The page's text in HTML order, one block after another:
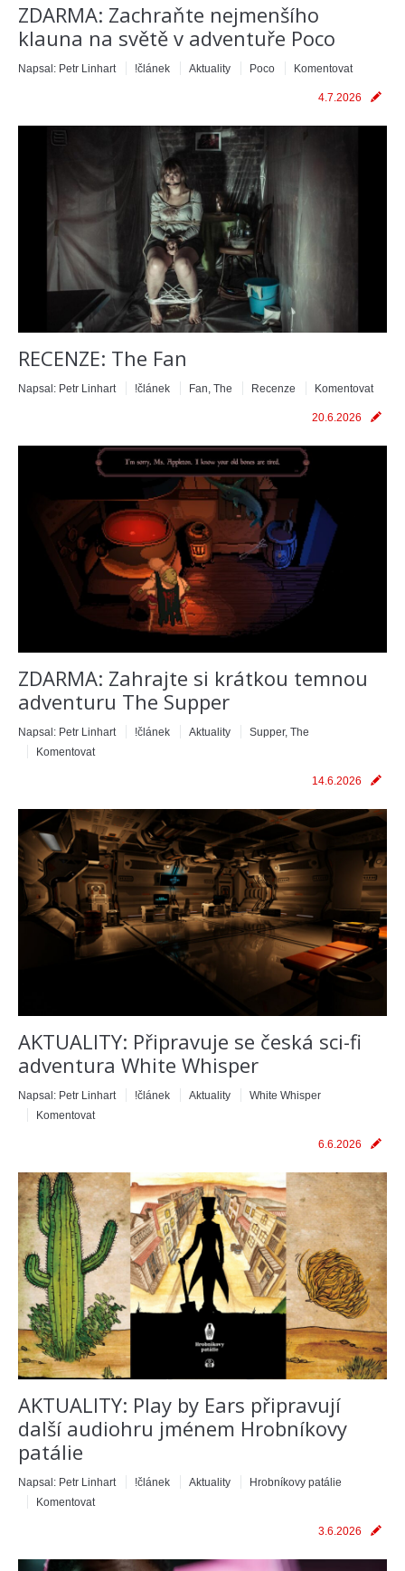
ZDARMA: Zachraňte nejmenšího
klauna na světě v adventuře Poco
Napsal: Petr Linhart !článek Aktuality Poco Komentovat
4.7.2026
RECENZE: The Fan
Napsal: Petr Linhart !článek Fan, The Recenze Komentovat
20.6.2026
ZDARMA: Zahrajte si krátkou temnou
adventuru The Supper
Napsal: Petr Linhart !článek Aktuality
Supper, The
Komentovat
14.6.2026
AKTUALITY: Připravuje se česká sci-fi
adventura White Whisper
Napsal: Petr Linhart !článek Aktuality
White Whisper
Komentovat
6.6.2026
AKTUALITY: Play by Ears připravují
další audiohru jménem Hrobníkovy
patálie
Napsal: Petr Linhart !článek Aktuality
Hrobníkovy patálie
Komentovat
3.6.2026